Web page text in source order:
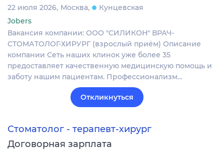
22 июля 2026 Москва
Кунцевская
Jobers
Вакансия компании: ООО "СИЛИКОН" ВРАЧ-
СТОМАТОЛОГ-ХИРУРГ (взрослый приём) Описание
компании Сеть наших клинок уже более 35
предоставляет качественную медицинскую помощь и
заботу нашим пациентам. Профессионализм…
Откликнуться
Стоматолог - терапевт-хирург
Договорная зарплата